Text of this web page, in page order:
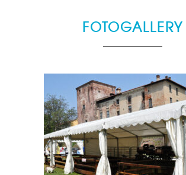
FOTOGALLERY